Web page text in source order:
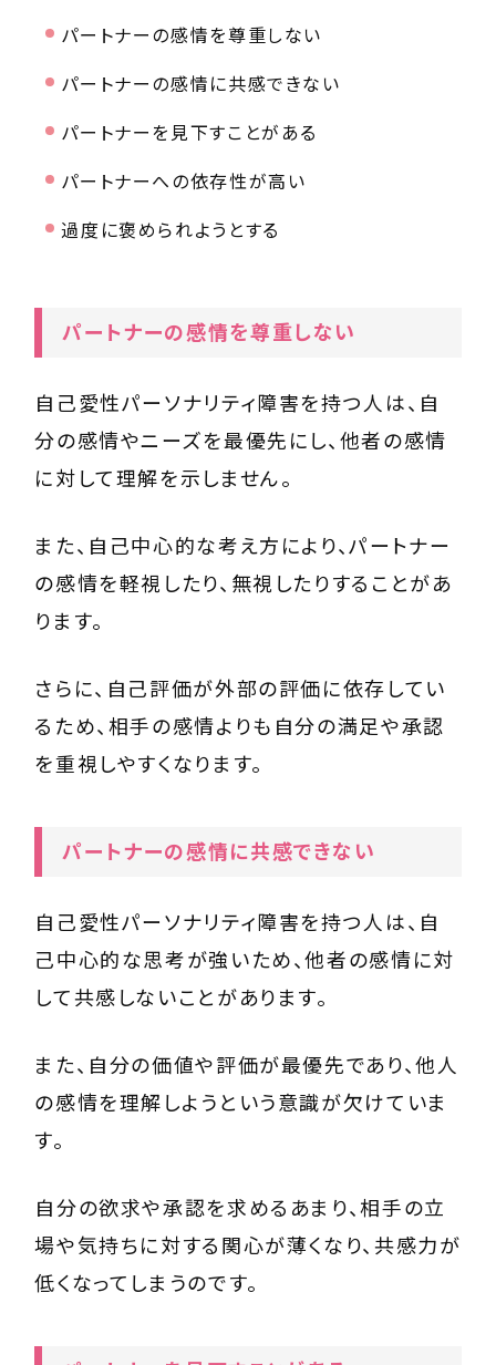
パートナーの感情を尊重しない
パートナーの感情に共感できない
パートナーを見下すことがある
パートナーへの依存性が高い
過度に褒められようとする
パートナーの感情を尊重しない
自己愛性パーソナリティ障害を持つ人は、自
分の感情やニーズを最優先にし、他者の感情
に対して理解を示しません。
また、自己中心的な考え方により、パートナー
の感情を軽視したり、無視したりすることがあ
ります。
さらに、自己評価が外部の評価に依存してい
るため、相手の感情よりも自分の満足や承認
を重視しやすくなります。
パートナーの感情に共感できない
自己愛性パーソナリティ障害を持つ人は、自
己中心的な思考が強いため、他者の感情に対
して共感しないことがあります。
また、自分の価値や評価が最優先であり、他人
の感情を理解しようという意識が欠けていま
す。
自分の欲求や承認を求めるあまり、相手の立
場や気持ちに対する関心が薄くなり、共感力が
低くなってしまうのです。